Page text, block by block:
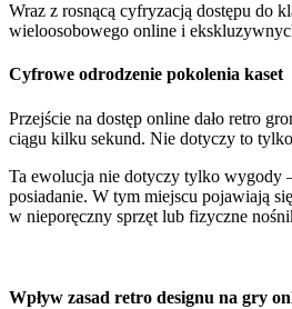
Wraz z rosnącą cyfryzacją dostępu do
wieloosobowego online i
Cyfrowe odrodzenie pokolenia kaset
Przejście na dostęp online dało retro
ciągu kilku sekund. Nie dotyczy to
Ta ewolucja nie dotyczy tylko wygody
posiadanie. W tym miejscu pojawiają
w nieporęczny sprzęt lub fizyczne
Wpływ zasad retro designu na gry